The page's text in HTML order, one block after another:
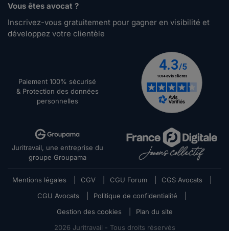
Vous êtes avocat ?
Inscrivez-vous gratuitement pour gagner en visibilité et
développez votre clientèle
Paiement 100% sécurisé
& Protection des données
personnelles
Juritravail, une entreprise du
groupe Groupama
Mentions légales CGV CGU Forum CGS Avocats
CGU Avocats
Politique de confidentialité
Gestion des cookies
Plan du site
2026 Juritravail - Tous droits réservés